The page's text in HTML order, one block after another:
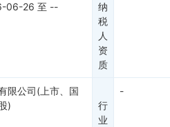
06-26 至 --
纳
税
人
资
质
限公司(上市、国
)
行
业
-